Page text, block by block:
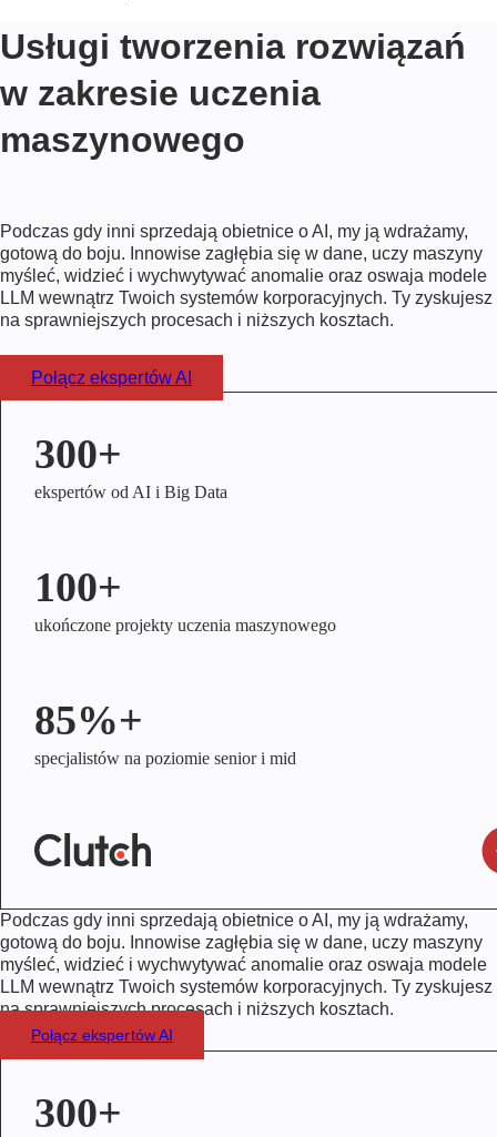
Usługi tworzenia rozwiązań
w zakresie uczenia
maszynowego
Podczas gdy inni sprzedają obietnice o AI, my ją wdrażamy,
gotową do boju. Innowise zagłębia się w dane, uczy maszyny
myśleć, widzieć i wychwytywać anomalie oraz oswaja modele
LLM wewnątrz Twoich systemów korporacyjnych. Ty zyskujesz
na sprawniejszych procesach i niższych kosztach.
Połącz ekspertów AI
300+
ekspertów od AI i Big Data
100+
ukończone projekty uczenia maszynowego
85%+
specjalistów na poziomie senior i mid
Podczas gdy inni sprzedają obietnice o AI, my ją wdrażamy,
gotową do boju. Innowise zagłębia się w dane, uczy maszyny
myśleć, widzieć i wychwytywać anomalie oraz oswaja modele
LLM wewnątrz Twoich systemów korporacyjnych. Ty zyskujesz
na sprawniejszych procesach i niższych kosztach.
Połącz ekspertów AI
300+